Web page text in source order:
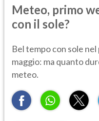
Meteo, primo
con il sole?
Bel tempo con sole
maggio: ma quanto
meteo.